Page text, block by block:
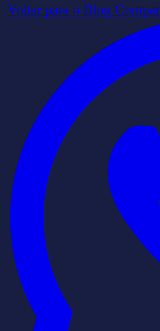
Voltar para o Blog